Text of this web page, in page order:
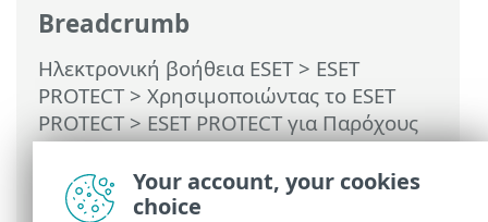
Breadcrumb
Ηλεκτρονική βοήθεια ESET> ESET
PROTECT> Χρησιμοποιώντας το ESET
PROTECT>ESET PROTECT για Παρόχους
διαχειριζόμενων υπηρεσιών>Διαδικασία
ανάπτυξης για MSP> Απομακρυσμένη
ανάπτυξη του φορέα
Your account, your cookies
choice